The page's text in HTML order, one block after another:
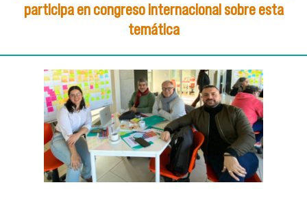
participa en congreso internacional sobre esta
temática